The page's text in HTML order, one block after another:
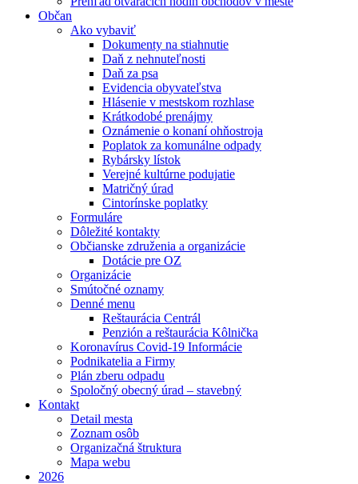
Občan
Ako vybaviť
Dokumenty na stiahnutie
Daň z nehnuteľnosti
Daň za psa
Evidencia obyvateľstva
Hlásenie v mestskom rozhlase
Krátkodobé prenájmy
Oznámenie o konaní ohňostroja
Poplatok za komunálne odpady
Rybársky lístok
Verejné kultúrne podujatie
Matričný úrad
Cintorínske poplatky
Formuláre
Dôležité kontakty
Občianske združenia a organizácie
Dotácie pre OZ
Organizácie
Smútočné oznamy
Denné menu
Reštaurácia Centrál
Penzión a reštaurácia Kôlnička
Koronavírus Covid-19 Informácie
Podnikatelia a Firmy
Plán zberu odpadu
Spoločný obecný úrad – stavebný
Kontakt
Detail mesta
Zoznam osôb
Organizačná štruktura
Mapa webu
2026